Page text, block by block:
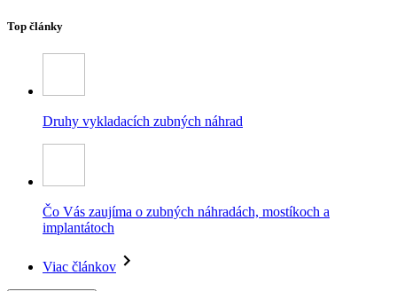
Top články
Druhy vykladacích zubných náhrad
Čo Vás zaujíma o zubných náhradách, mostíkoch a
implantátoch
Viac článkov